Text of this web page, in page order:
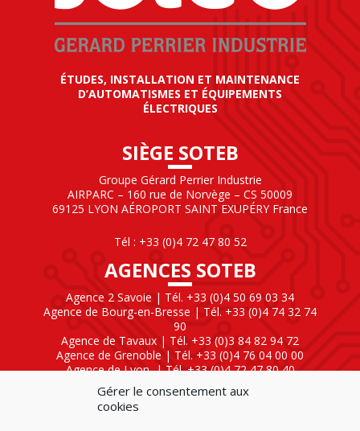
Gérer le consentement aux
cookies
ÉTUDES, INSTALLATION ET MAINTENANCE
D’AUTOMATISMES ET ÉQUIPEMENTS
ÉLECTRIQUES
SIÈGE SOTEB
Groupe Gérard Perrier Industrie
AIRPARC – 160 rue de Norvège – CS 50009
69125 LYON AÉROPORT SAINT EXUPÉRY France
Tél : +33 (0)4 72 47 80 52
AGENCES SOTEB
Agence 2 Savoie | Tél. +33 (0)4 50 69 03 34
Agence de Bourg-en-Bresse | Tél. +33 (0)4 74 32 74
90
Agence de Tavaux | Tél. +33 (0)3 84 82 94 72
Agence de Grenoble | Tél. +33 (0)4 76 04 00 00
Agence de Lyon | Tél. +33 (0)4 72 47 80 40
SOTEB NATIONAL ELEKTRO